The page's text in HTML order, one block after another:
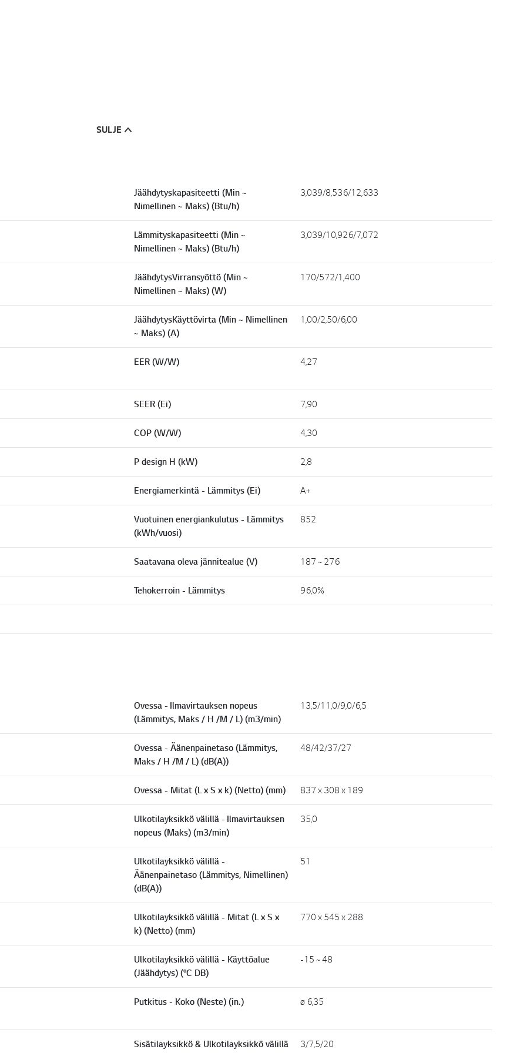
SULJE
Jäähdytyskapasiteetti (Min ~
Nimellinen ~ Maks) (Btu/h)
3,039/8,536/12,633
Lämmityskapasiteetti (Min ~
Nimellinen ~ Maks) (Btu/h)
3,039/10,926/7,072
JäähdytysVirransyöttö (Min ~
Nimellinen ~ Maks) (W)
170/572/1,400
JäähdytysKäyttövirta (Min ~ Nimellinen
~ Maks) (A)
1,00/2,50/6,00
EER (W/W) 4,27
SEER (Ei) 7,90
COP (W/W) 4,30
P design H (kW) 2,8
Energiamerkintä - Lämmitys (Ei) A+
Vuotuinen energiankulutus - Lämmitys
(kWh/vuosi)
852
Saatavana oleva jännitealue (V) 187 ~ 276
Tehokerroin - Lämmitys 96,0%
Ovessa - Ilmavirtauksen nopeus
(Lämmitys, Maks / H /M / L) (m3/min)
13,5/11,0/9,0/6,5
Ovessa - Äänenpainetaso (Lämmitys,
Maks / H /M / L) (dB(A))
48/42/37/27
Ovessa - Mitat (L x S x k) (Netto) (mm) 837 x 308 x 189
Ulkotilayksikkö välillä - Ilmavirtauksen
nopeus (Maks) (m3/min)
35,0
Ulkotilayksikkö välillä -
Äänenpainetaso (Lämmitys, Nimellinen)
(dB(A))
51
Ulkotilayksikkö välillä - Mitat (L x S x
k) (Netto) (mm)
770 x 545 x 288
Ulkotilayksikkö välillä - Käyttöalue
(Jäähdytys) (°C DB)
-15 ~ 48
Putkitus - Koko (Neste) (in.) ø 6,35
Sisätilayksikkö & Ulkotilayksikkö välillä
3/7,5/20